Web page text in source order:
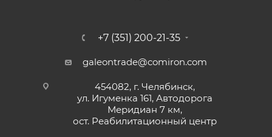
+7 (351) 200-21-35
galeontrade@comiron.com
454082, г. Челябинск,
ул. Игуменка 161, Автодорога
Меридиан 7 км,
ост. Реабилитационный центр